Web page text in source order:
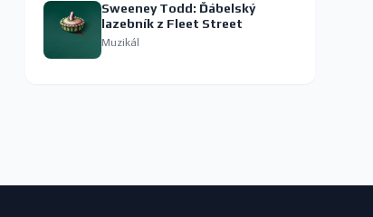
Sweeney Todd: Ďábelský
lazebník z Fleet Street
Muzikál